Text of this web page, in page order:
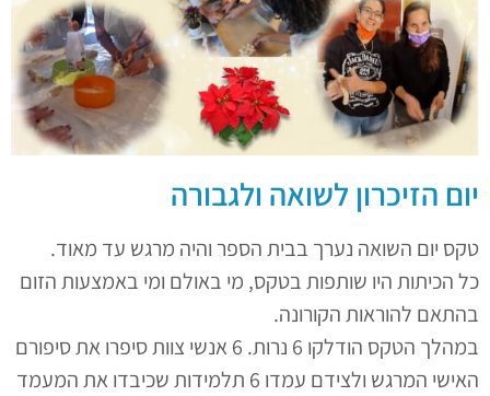
יום הזיכרון לשואה ולגבורה
טקס יום השואה נערך בבית הספר והיה מרגש עד מאוד.
כל הכיתות היו שותפות בטקס, מי באולם ומי באמצעות הזום
בהתאם להוראות הקורונה.
במהלך הטקס הודלקו 6 נרות. 6 אנשי צוות סיפרו את סיפורם
האישי המרגש ולצידם עמדו 6 תלמידות שכיבדו את המעמד